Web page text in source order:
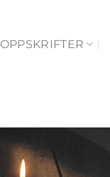
OPPSKRIFTER